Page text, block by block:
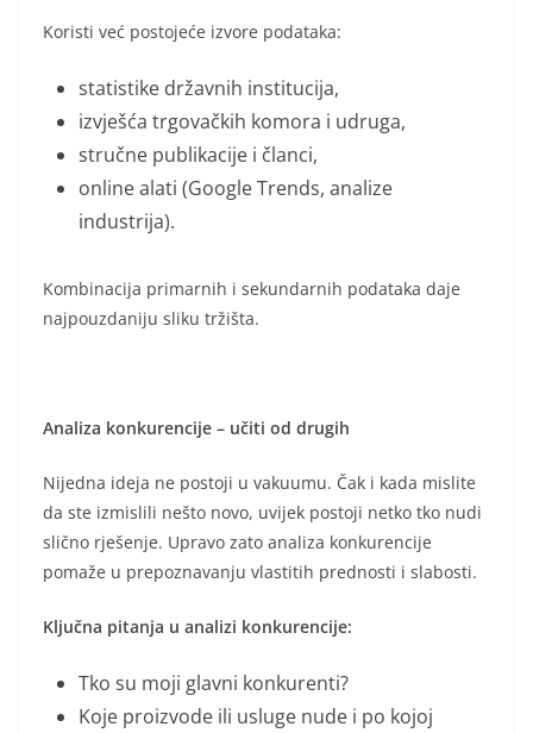
Koristi već postojeće izvore podataka:
statistike državnih institucija,
izvješća trgovačkih komora i udruga,
stručne publikacije i članci,
online alati (Google Trends, analize
industrija).
Kombinacija primarnih i sekundarnih podataka daje
najpouzdaniju sliku tržišta.
Analiza konkurencije – učiti od drugih
Nijedna ideja ne postoji u vakuumu. Čak i kada mislite
da ste izmislili nešto novo, uvijek postoji netko tko nudi
slično rješenje. Upravo zato analiza konkurencije
pomaže u prepoznavanju vlastitih prednosti i slabosti.
Ključna pitanja u analizi konkurencije:
Tko su moji glavni konkurenti?
Koje proizvode ili usluge nude i po kojoj